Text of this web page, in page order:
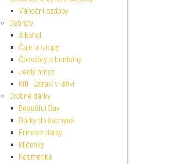
Vánoční ozdoby
Dobroty
Alkohol
Čaje a sirupy
Čokolády a bonbóny
Jedlý hmyz
Kitl - Zdraví v láhvi
Drobné dárky
Beautiful Day
Dárky do kuchyně
Filmové dárky
Klíčenky
Kosmetika